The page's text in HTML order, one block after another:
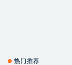
热门推荐